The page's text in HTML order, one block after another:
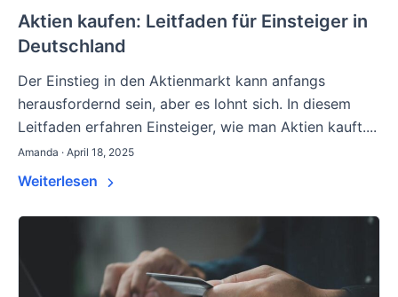
Aktien kaufen: Leitfaden für Einsteiger in
Deutschland
Der Einstieg in den Aktienmarkt kann anfangs
herausfordernd sein, aber es lohnt sich. In diesem
Leitfaden erfahren Einsteiger, wie man Aktien kauft....
Amanda · April 18, 2025
Weiterlesen